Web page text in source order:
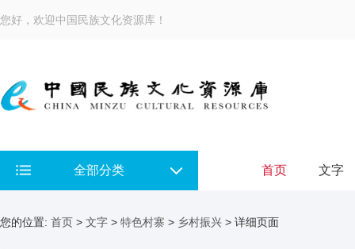
您好，欢迎中国民族文化资源库！
全部分类 首页 文字
您的位置: 首页 > 文字 > 特色村寨 > 乡村振兴 > 详细页面